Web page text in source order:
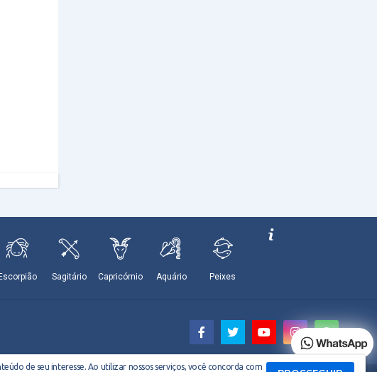
de seu interesse. Ao utilizar nossos serviços, você concorda com